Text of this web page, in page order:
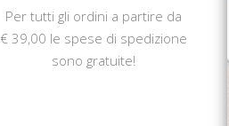
Per tutti gli ordini a partire da
€ 39,00 le spese di spedizione
sono gratuite!